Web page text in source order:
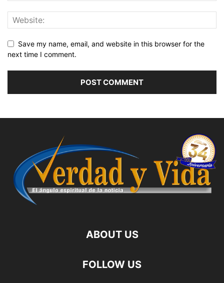
Save my name, email, and website in this browser for the
next time I comment.
ABOUT US
FOLLOW US